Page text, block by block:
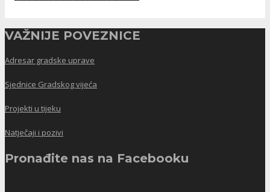
VAŽNIJE POVEZNICE
Adresar gradske uprave
Sjednice Gradskog vijeća
Projekti u tijeku
Natječaji i pozivi
Pronađite nas na Facebooku